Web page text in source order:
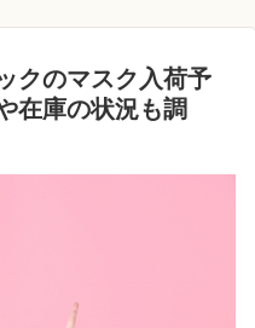
クのマスク入荷予
在庫の状況も調